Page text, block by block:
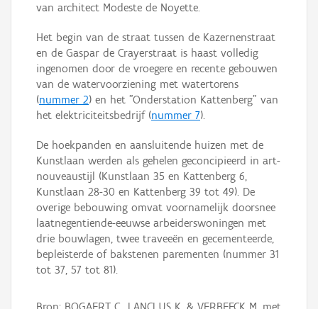
van architect Modeste de Noyette.
Het begin van de straat tussen de Kazernenstraat
en de Gaspar de Crayerstraat is haast volledig
ingenomen door de vroegere en recente gebouwen
van de watervoorziening met watertorens
(nummer 2) en het "Onderstation Kattenberg" van
het elektriciteitsbedrijf (nummer 7).
De hoekpanden en aansluitende huizen met de
Kunstlaan werden als gehelen geconcipieerd in art-
nouveaustijl (Kunstlaan 35 en Kattenberg 6,
Kunstlaan 28-30 en Kattenberg 39 tot 49). De
overige bebouwing omvat voornamelijk doorsnee
laatnegentiende-eeuwse arbeiderswoningen met
drie bouwlagen, twee traveeën en gecementeerde,
bepleisterde of bakstenen parementen (nummer 31
tot 37, 57 tot 81).